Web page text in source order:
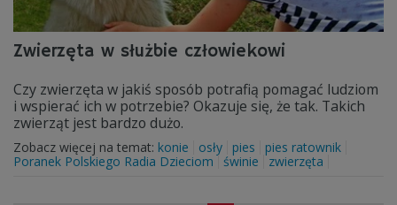
Zwierzęta w służbie człowiekowi
Czy zwierzęta w jakiś sposób potrafią pomagać ludziom
i wspierać ich w potrzebie? Okazuje się, że tak. Takich
zwierząt jest bardzo dużo.
Zobacz więcej na temat: konie osły pies
pies ratownik
Poranek Polskiego Radia Dzieciom
świnie zwierzęta